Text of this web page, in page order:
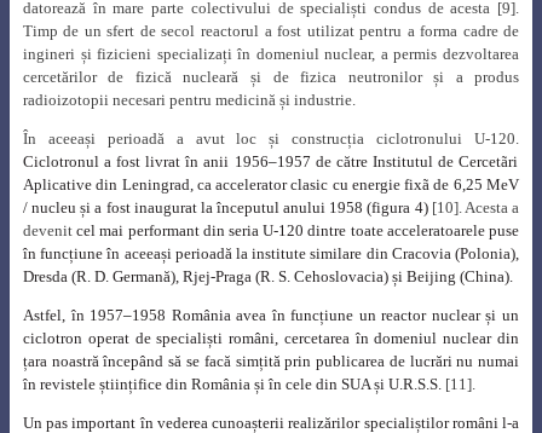
datorează în mare parte colectivului de specialiști condus de acesta [9].
Timp de un sfert de secol reactorul a fost utilizat pentru a forma cadre de
ingineri și fizicieni specializați în domeniul nuclear, a permis dezvoltarea
cercetărilor de fizică nucleară și de fizica neutronilor și a produs
radioizotopii necesari pentru medicină și industrie.
În aceeași perioadă a avut loc și construcția ciclotronului U-120.
Ciclotronul a fost livrat în anii 1956–1957 de către Institutul de Cercetãri
Aplicative din Leningrad, ca accelerator clasic cu energie fixã de 6,25 MeV
/ nucleu și a fost inaugurat la începutul anului 1958 (figura 4)[10]. Acesta a
devenitcel mai performant din seria U-120 dintre toate acceleratoarele puse
în funcțiune în aceeași perioadă la institute similare din Cracovia (Polonia),
Dresda (R. D. Germană), Rjej-Praga (R. S. Cehoslovacia) și Beijing (China).
Astfel, în 1957–1958 România avea în funcțiune un reactor nuclear și un
ciclotron operat de specialiști români, cercetarea în domeniul nuclear din
țara noastră începând să se facă simțită prin publicarea de lucrări nu numai
în revistele științifice din România și în cele din SUA și U.R.S.S. [11].
Un pas important în vederea cunoașterii realizărilor specialiștilor români l-a